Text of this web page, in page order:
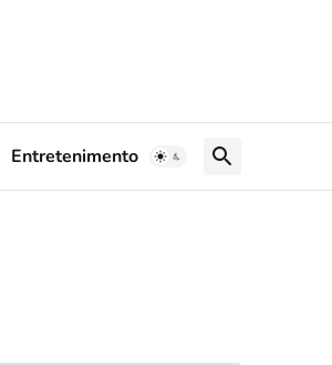
Entretenimento